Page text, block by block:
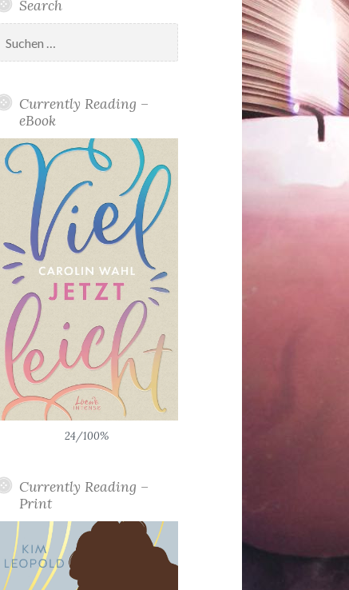
Search
nach:
Currently Reading –
eBook
24/100%
Currently Reading –
Print